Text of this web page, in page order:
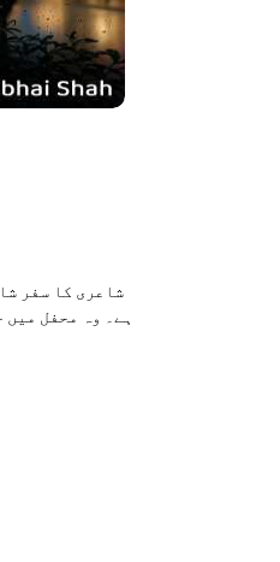
شاعری کا سفر
ہے۔ وہ محفل